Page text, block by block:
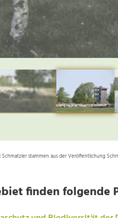
Schmatzler stammen aus der Veröffentlichung
finden folgende